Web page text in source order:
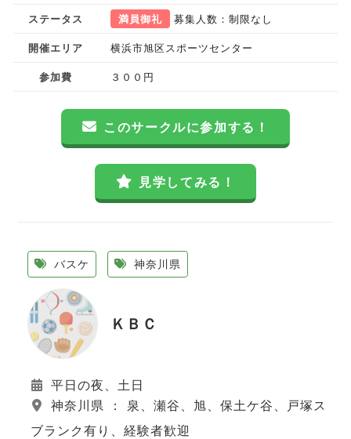
ステータス 満員御礼 募集人数：制限なし
開催エリア 横浜市旭区スポーツセンター
参加費 ３００円
このサークルに参加する！
見学してみる！
バスケ 神奈川県
ＫＢＣ
平日の夜、土日
神奈川県 ： 泉、瀬谷、旭、保土ケ谷、戸塚スポ
ブランク有り、経験者歓迎